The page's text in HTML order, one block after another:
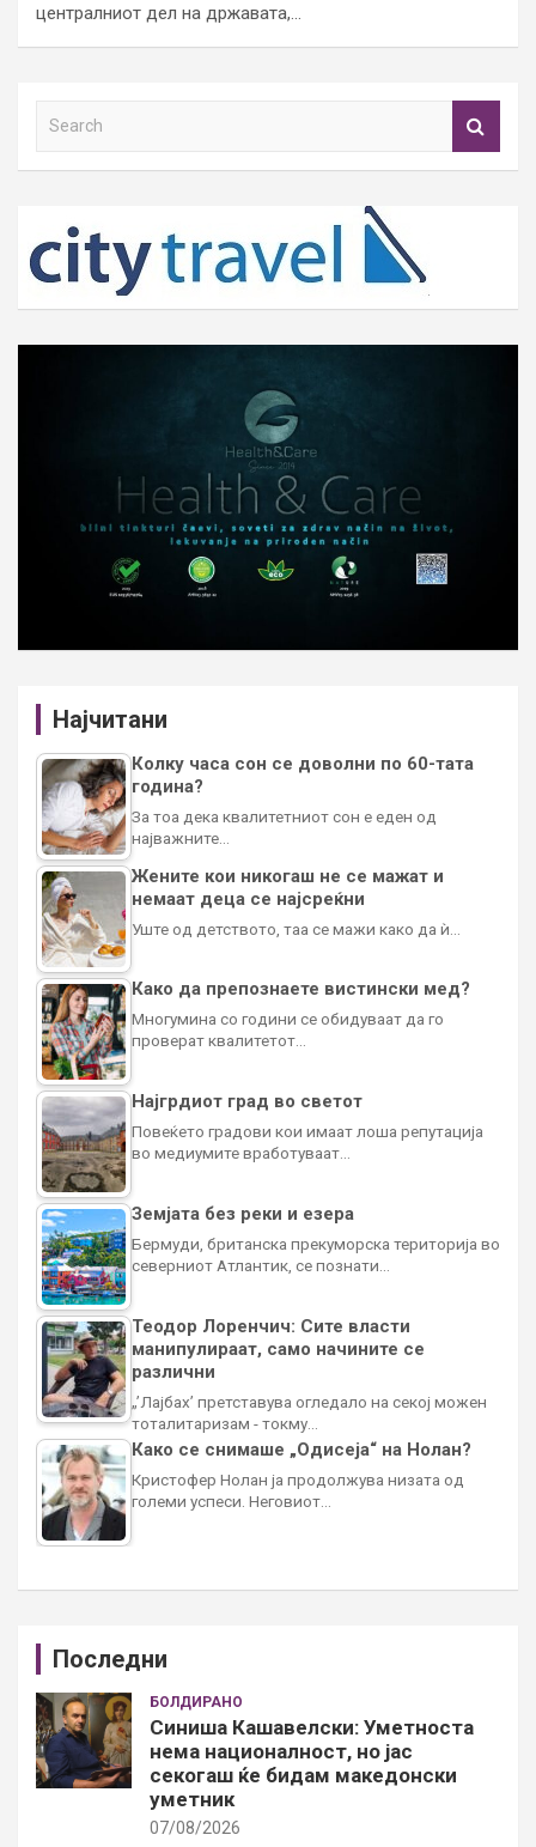
централниот дел на државата,…
h
Најчитани
Колку часа сон се доволни по 60-тата
година?
За тоа дека квалитетниот сон е еден од
најважните…
Жените кои никогаш не се мажат и
немаат деца се најсреќни
Уште од детството, таа се мажи како да ѝ…
Како да препознаете вистински мед?
Многумина со години се обидуваат да го
проверат квалитетот…
Најгрдиот град во светот
Повеќето градови кои имаат лоша репутација
во медиумите вработуваат…
Земјата без реки и езера
Бермуди, британска прекуморска територија во
северниот Атлантик, се познати…
Теодор Лоренчич: Сите власти
манипулираат, само начините се
различни
„’Лајбах’ претставува огледало на секој можен
тоталитаризам - токму…
Како се снимаше „Одисеја“ на Нолан?
Кристофер Нолан ја продолжува низата од
големи успеси. Неговиот…
Последни
БОЛДИРАНО
Синиша Кашавелски: Уметноста
нема националност, но јас
секогаш ќе бидам македонски
уметник
07/08/2026